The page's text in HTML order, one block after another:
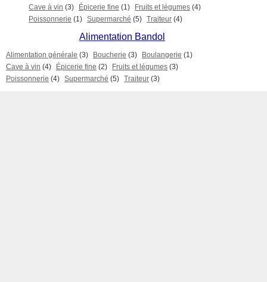
Cave à vin (3) Épicerie fine (1) Fruits et légumes (4)
Poissonnerie (1) Supermarché (5) Traiteur (4)
Alimentation Bandol
Alimentation générale (3) Boucherie (3) Boulangerie (1)
Cave à vin (4) Épicerie fine (2) Fruits et légumes (3)
Poissonnerie (4) Supermarché (5) Traiteur (3)